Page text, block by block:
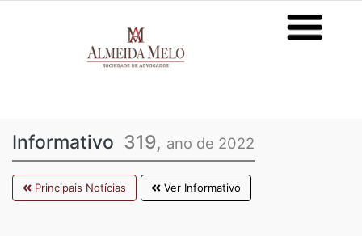
Informativo 319, ano de 2022
Principais Notícias Ver Informativo